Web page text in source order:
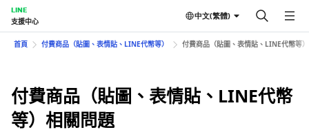
LINE
支援中心
中文(繁體)
首頁 付費商品（貼圖、表情貼、LINE代幣等） 付費商品（貼圖、表情貼、LINE代幣等
付費商品（貼圖、表情貼、LINE代幣
等）相關問題